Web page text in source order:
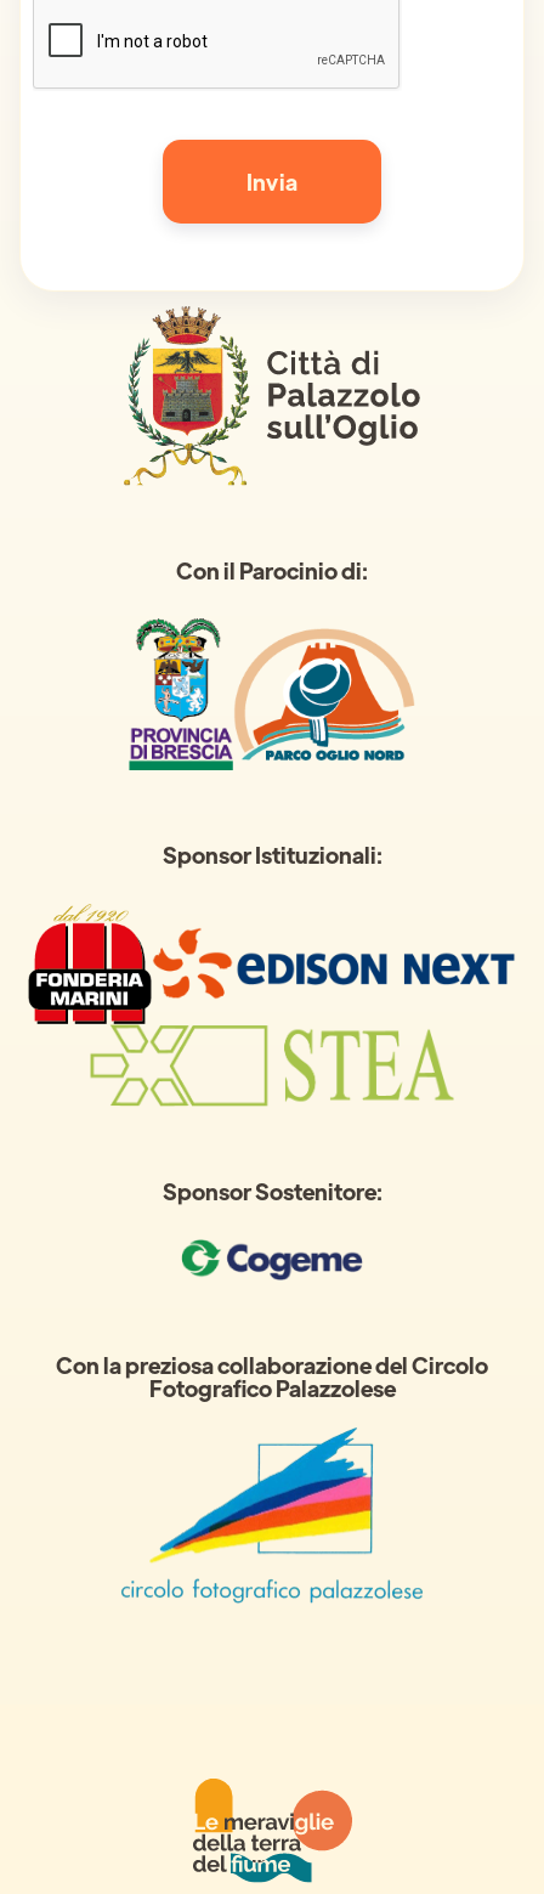
Con il Parocinio di:
Sponsor Istituzionali:
Sponsor Sostenitore:
Con la preziosa collaborazione del Circolo
Fotografico Palazzolese